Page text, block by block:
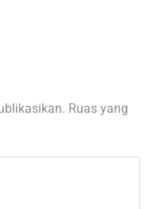
Ruas yang